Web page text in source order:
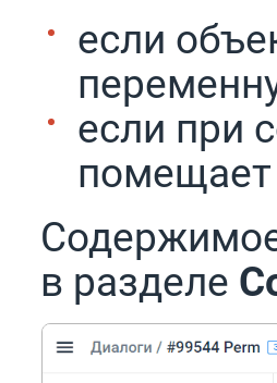
если
если при
в разделе